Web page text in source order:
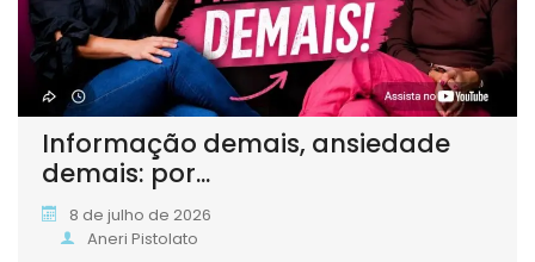
Informação demais, ansiedade
demais: por...
8 de julho de 2026
Aneri Pistolato